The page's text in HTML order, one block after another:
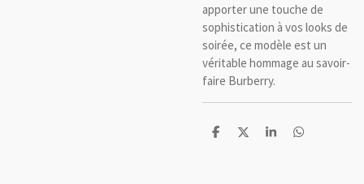
apporter une touche de
sophistication à vos looks de
soirée, ce modèle est un
véritable hommage au savoir-
faire Burberry.
P
P
P
P